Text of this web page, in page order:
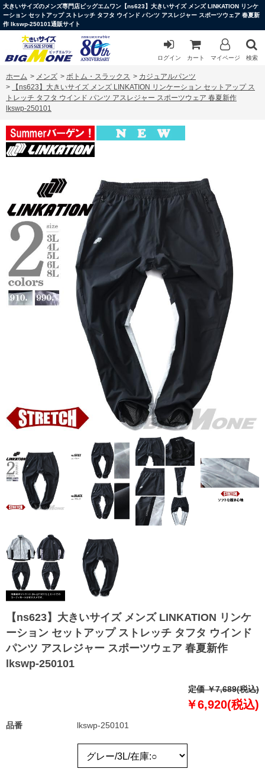
大きいサイズのメンズ専門店ビッグエムワン【ns623】大きいサイズ メンズ LINKATION リンケ
ーション セットアップ ストレッチ タフタ ウインド パンツ アスレジャー スポーツウェア 春夏新
作 lkswp-250101通販サイト
ログイン カート マイページ 検索
ホーム > メンズ > ボトム・スラックス > カジュアルパンツ
>
【ns623】大きいサイズ メンズ LINKATION リンケーション セットアップ ス
トレッチ タフタ ウインド パンツ アスレジャー スポーツウェア 春夏新作
lkswp-250101
【ns623】大きいサイズ メンズ LINKATION リンケ
ーション セットアップ ストレッチ タフタ ウインド
パンツ アスレジャー スポーツウェア 春夏新作
lkswp-250101
定価 ￥7,689(税込)
￥6,920(税込)
品番 lkswp-250101